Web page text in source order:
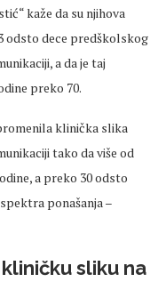
kaže da su njihova
odsto dece predškolskog
a da je taj
preko 70.
klinička slika
tako da više od
a preko 30 odsto
ponašanja –
sliku na